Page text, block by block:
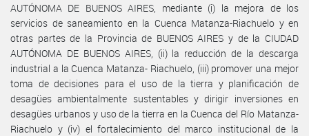
AUTÓNOMA DE BUENOS AIRES, mediante (i) la mejora de los
servicios de saneamiento en la Cuenca Matanza-Riachuelo y en
otras partes de la Provincia de BUENOS AIRES y de la CIUDAD
AUTÓNOMA DE BUENOS AIRES, (ii) la reducción de la descarga
industrial a la Cuenca Matanza- Riachuelo, (iii) promover una mejor
toma de decisiones para el uso de la tierra y planificación de
desagües ambientalmente sustentables y dirigir inversiones en
desagües urbanos y uso de la tierra en la Cuenca del Río Matanza-
Riachuelo y (iv) el fortalecimiento del marco institucional de la